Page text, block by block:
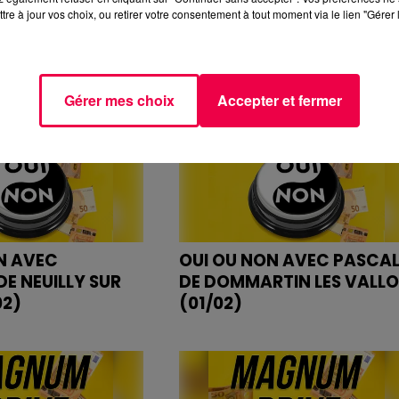
(5/03)
AVEC
NEUILLY SUR
OUI OU NON AVEC PASCAL
DE DOMMARTIN LES
(01/02)
à jour vos choix, ou retirer votre consentement à tout moment via le lien
Gérer mes choix Accepter et fermer